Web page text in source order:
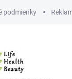
podmienky